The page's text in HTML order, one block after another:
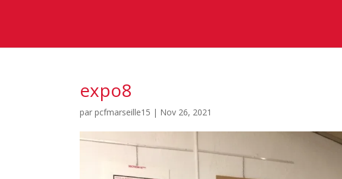
expo8
parpcfmarseille15 | Nov 26, 2021